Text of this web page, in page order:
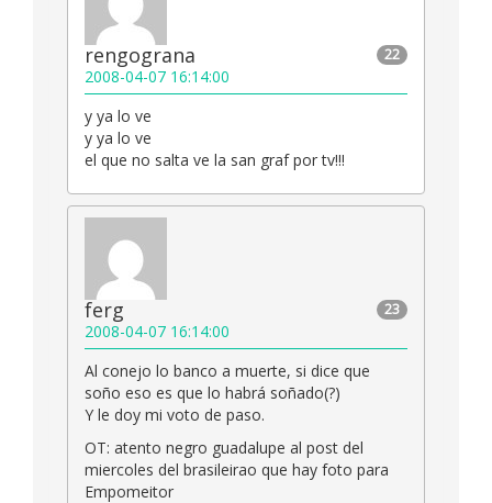
22
rengograna
2008-04-07 16:14:00
y ya lo ve
y ya lo ve
el que no salta ve la san graf por tv!!!
23
ferg
2008-04-07 16:14:00
Al conejo lo banco a muerte, si dice que
soño eso es que lo habrá soñado(?)
Y le doy mi voto de paso.
OT: atento negro guadalupe al post del
miercoles del brasileirao que hay foto para
Empomeitor